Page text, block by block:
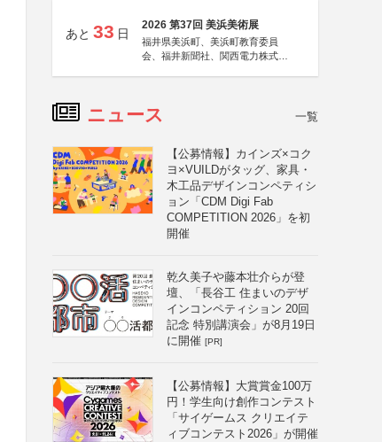
あと 33 日
2026 第37回 美浜美術展
福井県美浜町、美浜町教育委員
会、福井新聞社、関西電力株式会
ニュース 一覧
【公募情報】カインズ×コク
ヨ×VUILDがタッグ、家具・
木工品デザインコンペティシ
ョン「CDM Digi Fab
COMPETITION 2026」を初
開催
乾久美子や藤本壮介らが登
壇、「長谷工 住まいのデザ
インコンペティション 20回
記念 特別講演会」が8月19日
に開催 [PR]
【公募情報】大賞賞金100万
円！学生向け創作コンテスト
「サイゲームス クリエイテ
ィブコンテスト2026」が開催